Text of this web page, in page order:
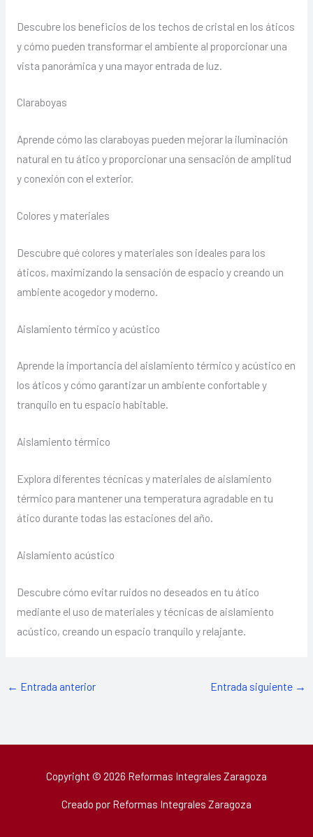
Descubre los beneficios de los techos de cristal en los áticos
y cómo pueden transformar el ambiente al proporcionar una
vista panorámica y una mayor entrada de luz.
Claraboyas
Aprende cómo las claraboyas pueden mejorar la iluminación
natural en tu ático y proporcionar una sensación de amplitud
y conexión con el exterior.
Colores y materiales
Descubre qué colores y materiales son ideales para los
áticos, maximizando la sensación de espacio y creando un
ambiente acogedor y moderno.
Aislamiento térmico y acústico
Aprende la importancia del aislamiento térmico y acústico en
los áticos y cómo garantizar un ambiente confortable y
tranquilo en tu espacio habitable.
Aislamiento térmico
Explora diferentes técnicas y materiales de aislamiento
térmico para mantener una temperatura agradable en tu
ático durante todas las estaciones del año.
Aislamiento acústico
Descubre cómo evitar ruidos no deseados en tu ático
mediante el uso de materiales y técnicas de aislamiento
acústico, creando un espacio tranquilo y relajante.
← Entrada anterior Entrada siguiente →
Copyright © 2026 Reformas Integrales Zaragoza
Creado por Reformas Integrales Zaragoza